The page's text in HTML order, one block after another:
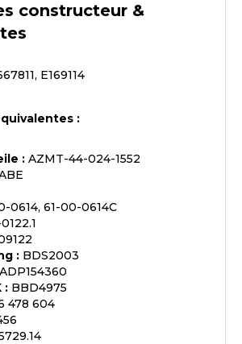
constructeur &
E169114
:
: AZMT-44-024-1552
0614, 61-00-0614C
: BDS2003
ADP154360
: BBD4975
478 604